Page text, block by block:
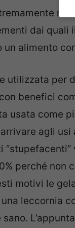
dai quali
un alimento
utilizzata per
con benefici
usata come
agli usi
perché non
motivi le
leccornia